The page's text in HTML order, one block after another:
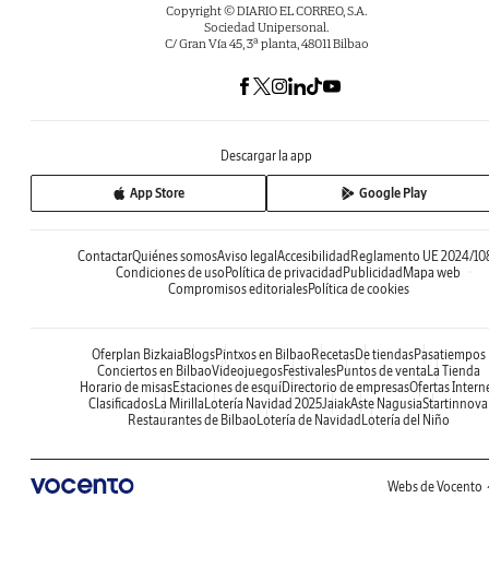
Copyright © DIARIO EL CORREO, S.A.
Sociedad Unipersonal.
C/ Gran Vía 45, 3ª planta, 48011 Bilbao
Descargar la app
App Store Google Play
ContactarQuiénes somosAviso legal Accesibilidad Reglamento UE 2024/
Condiciones de uso Política de privacidad Publicidad Mapa web
Compromisos editorialesPolítica de cookies
Oferplan Bizkaia BlogsPintxos en Bilbao RecetasDe tiendasPasatiempos
Conciertos en BilbaoVideojuegosFestivalesPuntos de venta La Tienda
Horario de misasEstaciones de esquíDirectorio de empresasOfertas
Clasificados La Mirilla Lotería Navidad 2025JaiakAste NagusiaStartinnova
Restaurantes de Bilbao Lotería de Navidad Lotería del Niño
Webs de Vocento